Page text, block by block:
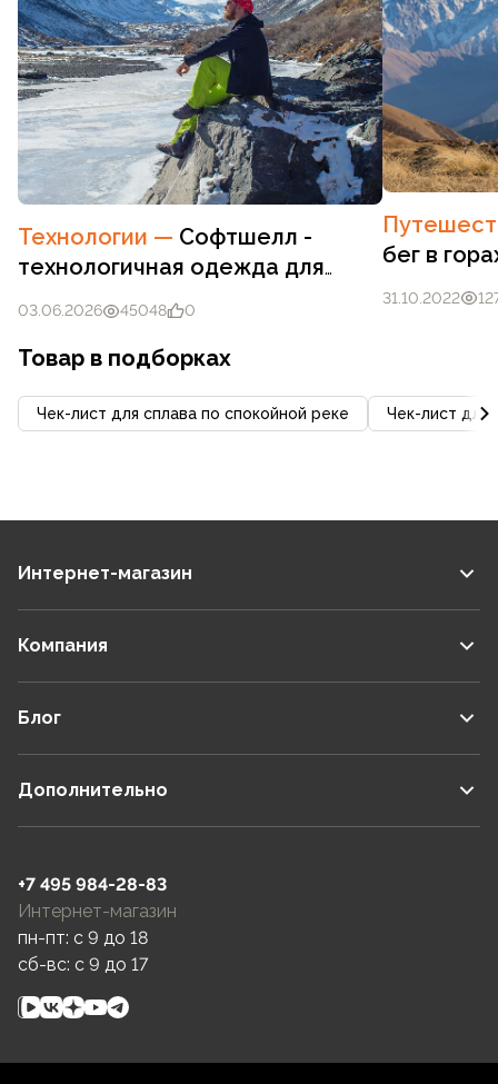
Технологии — Софтшелл -
технологичная одежда для
любых погодных условий
03.06.2026 45048 0
бег в
31.10.2022
Товар в подборках
Чек-лист для сплава по спокойной реке Чек-лист для
Интернет-магазин
Компания
Блог
Дополнительно
+7 495 984-28-83
Интернет-магазин
пн-пт: c 9 до 18
сб-вс: c 9 до 17